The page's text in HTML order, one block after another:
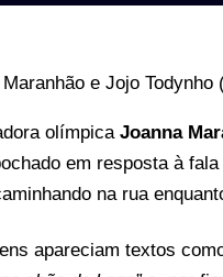
olímpica Joanna
em resposta à
na rua
apareciam textos